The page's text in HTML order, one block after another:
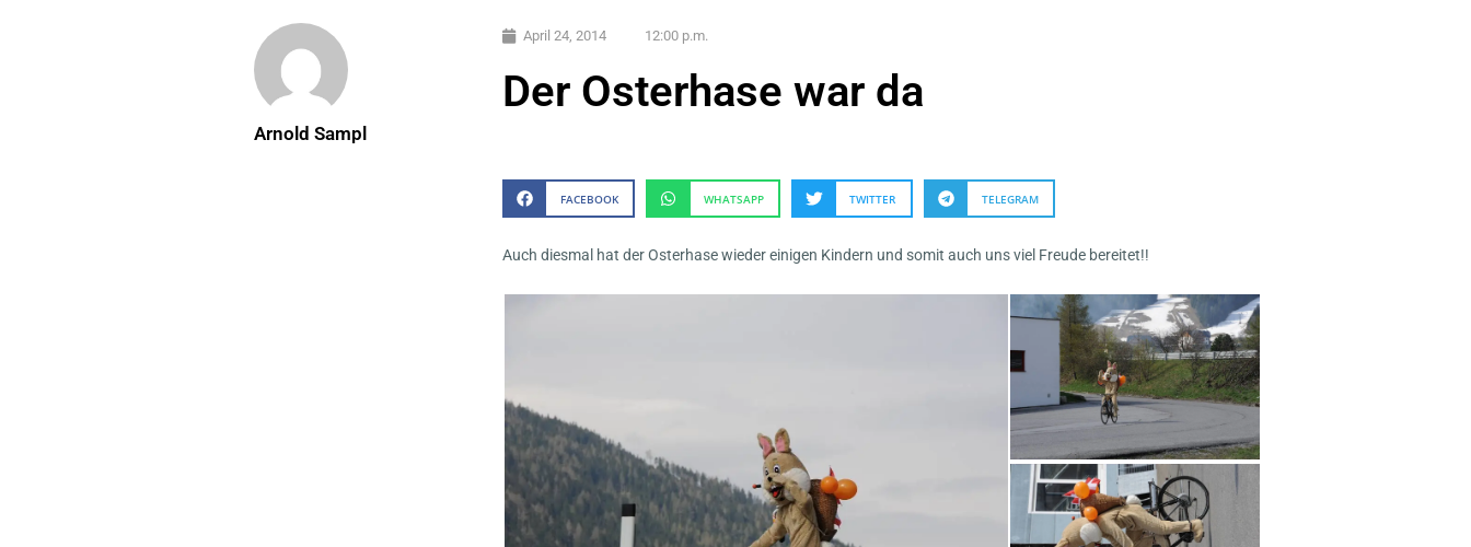
Arnold Sampl
April 24, 2014 12:00 p.m.
Der Osterhase war da
FACEBOOK WHATSAPP TWITTER TELEGRAM
Auch diesmal hat der Osterhase wieder einigen Kindern und somit auch uns viel Freude bereitet!!